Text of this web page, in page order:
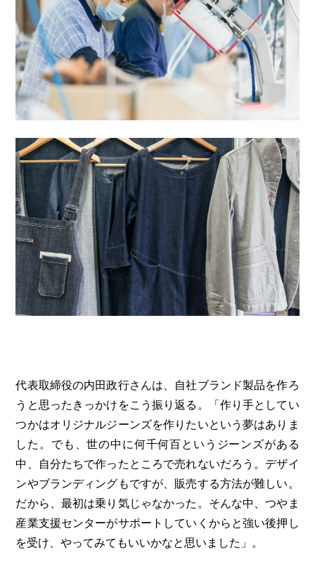
代表取締役の内田政行さんは、自社ブランド製品を作ろ
うと思ったきっかけをこう振り返る。「作り手としてい
つかはオリジナルジーンズを作りたいという夢はありま
した。でも、世の中に何千何百というジーンズがある
中、自分たちで作ったところで売れないだろう。デザイ
ンやブランディングもですが、販売する方法が難しい。
だから、最初は乗り気じゃなかった。そんな中、つやま
産業支援センターがサポートしていくからと強い後押し
を受け、やってみてもいいかなと思いました」。